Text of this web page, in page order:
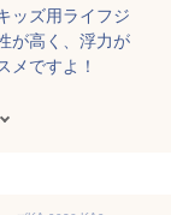
ッズ用ライフジ
が高く、浮力が
メですよ！